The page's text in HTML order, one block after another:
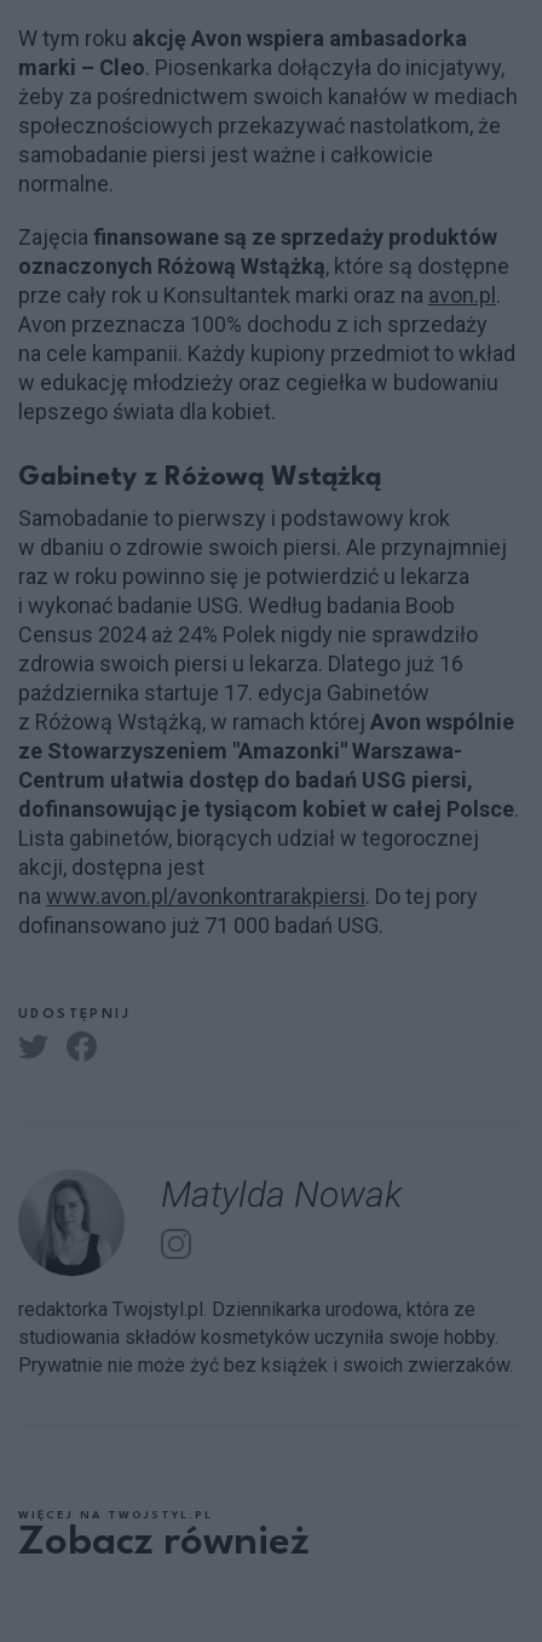
W tym roku akcję Avon wspiera ambasadorka
marki – Cleo. Piosenkarka dołączyła do inicjatywy,
żeby za pośrednictwem swoich kanałów w mediach
społecznościowych przekazywać nastolatkom, że
samobadanie piersi jest ważne i całkowicie
normalne.
Zajęcia finansowane są ze sprzedaży produktów
oznaczonych Różową Wstążką, które są dostępne
prze cały rok u Konsultantek marki oraz na avon.pl .
Avon przeznacza 100% dochodu z ich sprzedaży
na cele kampanii. Każdy kupiony przedmiot to wkład
w edukację młodzieży oraz cegiełka w budowaniu
lepszego świata dla kobiet.
Gabinety z Różową Wstążką
Samobadanie to pierwszy i podstawowy krok
w dbaniu o zdrowie swoich piersi. Ale przynajmniej
raz w roku powinno się je potwierdzić u lekarza
i wykonać badanie USG. Według badania Boob
Census 2024 aż 24% Polek nigdy nie sprawdziło
zdrowia swoich piersi u lekarza. Dlatego już 16
października startuje 17. edycja Gabinetów
z Różową Wstążką, w ramach której Avon wspólnie
ze Stowarzyszeniem "Amazonki" Warszawa-
Centrum ułatwia dostęp do badań USG piersi,
dofinansowując je tysiącom kobiet w całej Polsce.
Lista gabinetów, biorących udział w tegorocznej
akcji, dostępna jest
na www.avon.pl/avonkontrarakpiersi. Do tej pory
dofinansowano już 71 000 badań USG.
UDOSTĘPNIJ
Matylda Nowak
redaktorka Twojstyl.pl. Dziennikarka urodowa, która ze
studiowania składów kosmetyków uczyniła swoje hobby.
Prywatnie nie może żyć bez książek i swoich zwierzaków.
WIĘCEJ NA TWOJSTYL.PL
Zobacz również